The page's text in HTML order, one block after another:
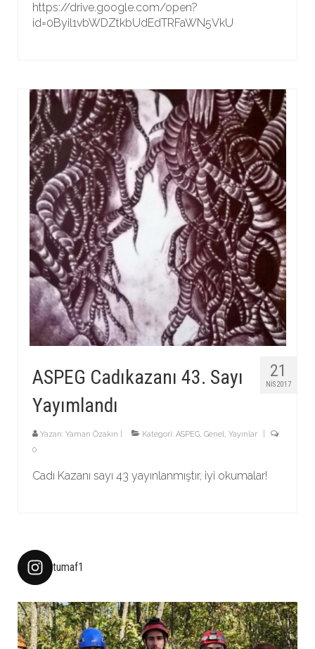
https://drive.google.com/open?
id=0Byil1vbWDZtkbUdEdTRFaWN5VkU
21
NIS 2017
ASPEG Cadıkazanı 43. Sayı
Yayımlandı
Yazarı: Yaman Özakın Kategori: ASPEG, Genel, Yayınlar
0
Cadı Kazanı sayı 43 yayınlanmıştır, iyi okumalar!
tumaf1